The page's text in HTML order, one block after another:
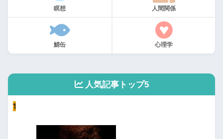
瞑想 人間関係
鯖缶 心理学
人気記事トップ5
1